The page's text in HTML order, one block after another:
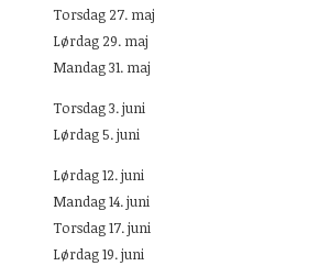
Torsdag 27. maj
Lørdag 29. maj
Mandag 31. maj
Torsdag 3. juni
Lørdag 5. juni
Lørdag 12. juni
Mandag 14. juni
Torsdag 17. juni
Lørdag 19. juni